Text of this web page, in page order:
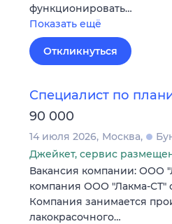
функционировать…
Показать ещё
Откликнуться
Специалист по
90 000
14 июля 2026 Москва
Джейкет, сервис
Вакансия компании: ООО
компания ООО "Лакма-СТ"
Компания занимается
лакокрасочного…